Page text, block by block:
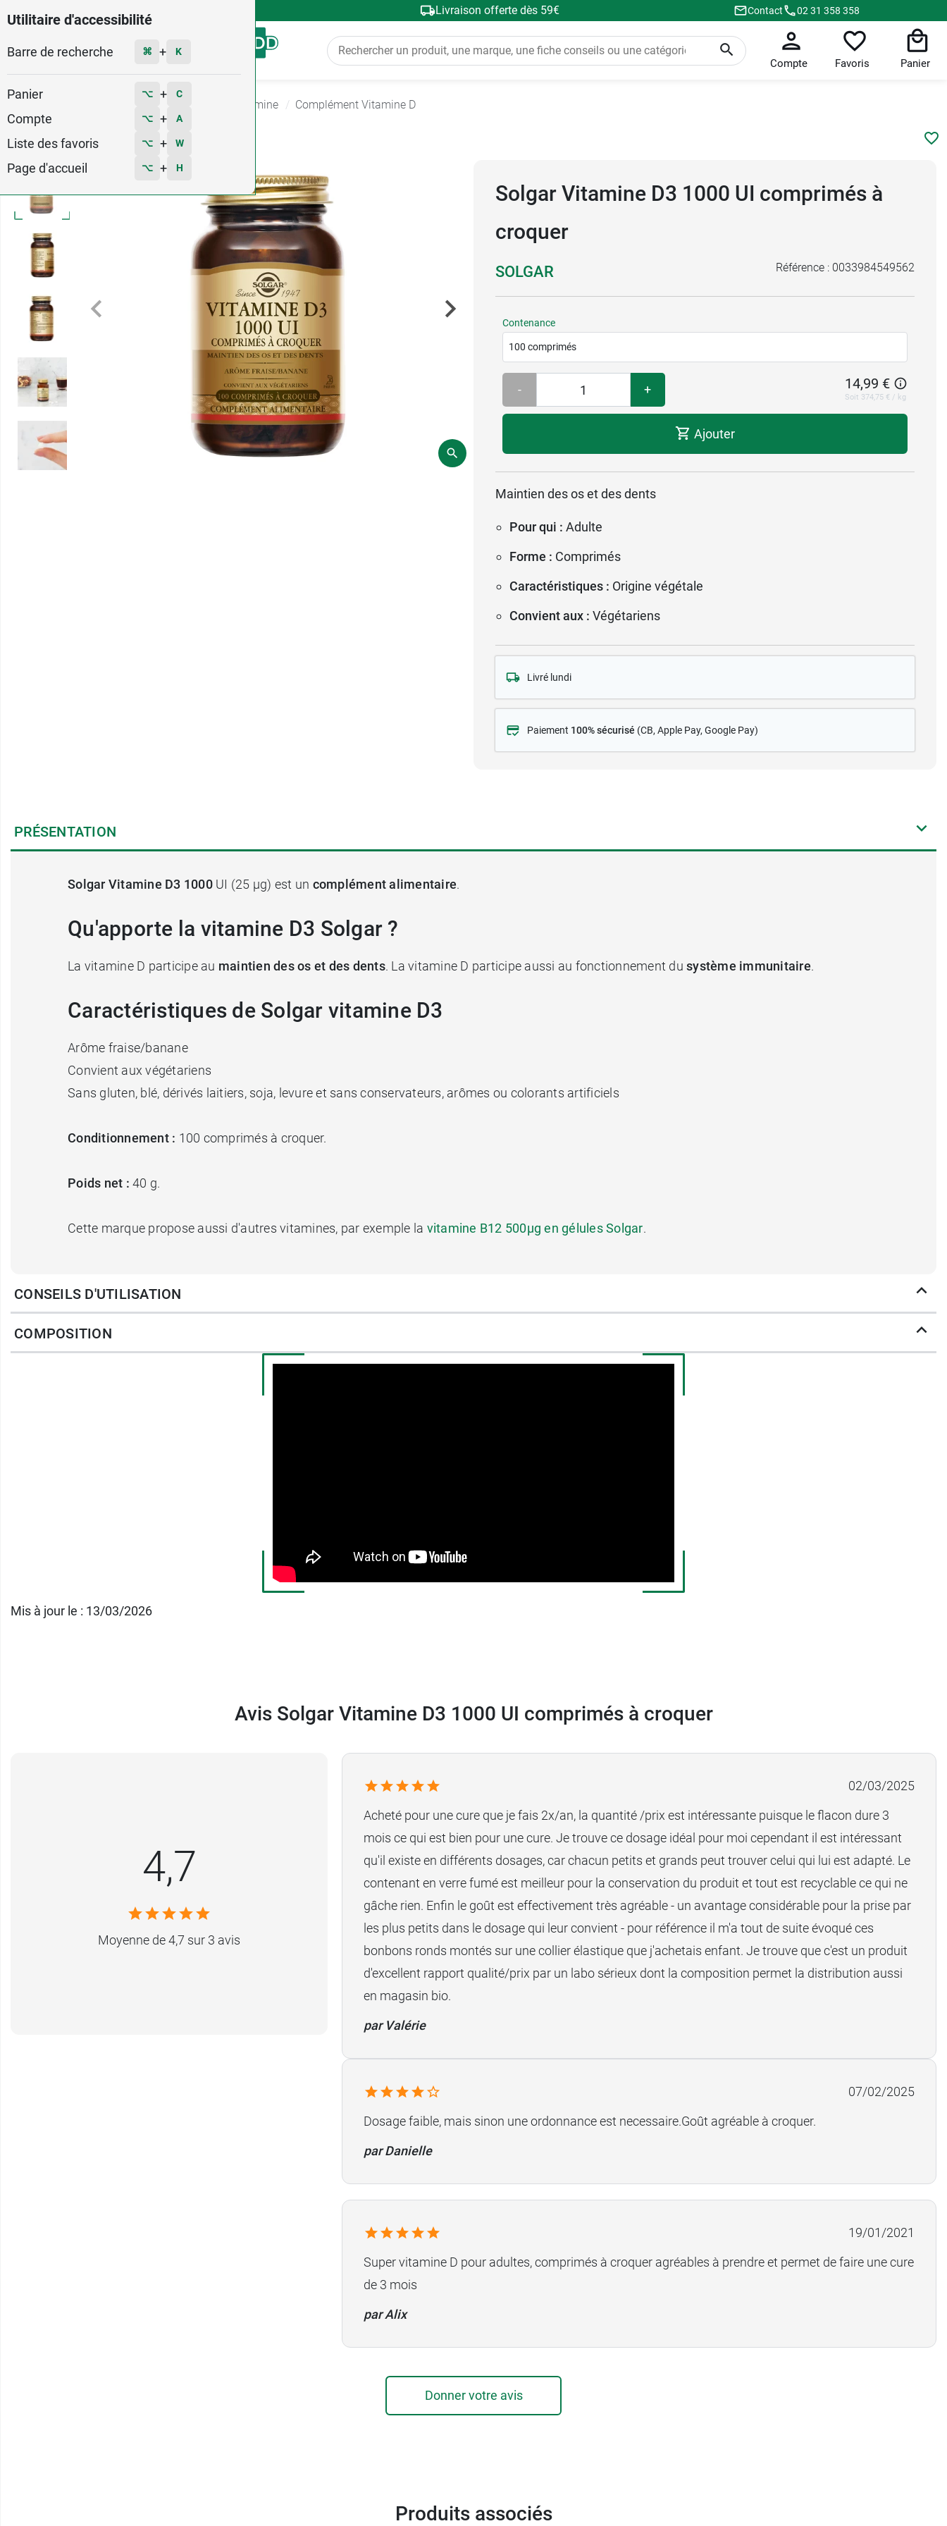
Utilitaire d'accessibilité
Barre de recherche ⌘ + K
Panier ⌥ + C
Compte ⌥ + A
Liste des favoris ⌥ + W
Page d'accueil ⌥ + H
Livraison offerte dès 59€ Contact 02 31 358 358
Menu
Compte Favoris Panier
Complément Alimentaire Vitamine Complément Vitamine D
3
Solgar Vitamine D3 1000 UI comprimés à
croquer
SOLGAR Référence : 0033984549562
Contenance
100 comprimés
- + 14,99 €
Soit 374,75 € / kg
Ajouter
Maintien des os et des dents
Pour qui : Adulte
Forme : Comprimés
Caractéristiques : Origine végétale
Convient aux : Végétariens
Livré lundi
Paiement 100% sécurisé (CB, Apple Pay, Google Pay)
PRÉSENTATION
Solgar Vitamine D3 1000UI (25 µg) est un complément alimentaire.
Qu'apporte la vitamine D3 Solgar ?
La vitamine D participe au maintien des os et des dents. La vitamine D participe aussi au fonctionnement du système immunitaire.
Caractéristiques de Solgar vitamine D3
Arôme fraise/banane
Convient aux végétariens
Sans gluten, blé, dérivés laitiers, soja, levure et sans conservateurs, arômes ou colorants artificiels
Conditionnement : 100 comprimés à croquer.
Poids net : 40 g.
Cette marque propose aussi d'autres vitamines, par exemple la vitamine B12 500µg en gélules Solgar.
Fabricant
CONSEILS D'UTILISATION
COMPOSITION
Mis à jour le : 13/03/2026
Avis Solgar Vitamine D3 1000 UI comprimés à croquer
4,7
Moyenne de 4,7 sur 3 avis
02/03/2025
Acheté pour une cure que je fais 2x/an, la quantité /prix est intéressante puisque le flacon dure 3
mois ce qui est bien pour une cure. Je trouve ce dosage idéal pour moi cependant il est intéressant
qu'il existe en différents dosages, car chacun petits et grands peut trouver celui qui lui est adapté. Le
contenant en verre fumé est meilleur pour la conservation du produit et tout est recyclable ce qui ne
gâche rien. Enfin le goût est effectivement très agréable - un avantage considérable pour la prise par
les plus petits dans le dosage qui leur convient - pour référence il m'a tout de suite évoqué ces
bonbons ronds montés sur une collier élastique que j'achetais enfant. Je trouve que c'est un produit
d'excellent rapport qualité/prix par un labo sérieux dont la composition permet la distribution aussi
en magasin bio.
par Valérie
07/02/2025
Dosage faible, mais sinon une ordonnance est necessaire.Goût agréable à croquer.
par Danielle
19/01/2021
Super vitamine D pour adultes, comprimés à croquer agréables à prendre et permet de faire une cure
de 3 mois
par Alix
Donner votre avis
Produits associés